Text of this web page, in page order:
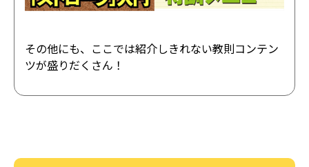
その他にも、ここでは紹介しきれない教則コンテン
ツが盛りだくさん！